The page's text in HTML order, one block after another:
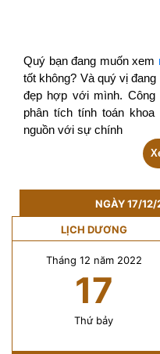
Quý bạn đang muốn xem
tốt không? Và quý vị
đẹp hợp với mình. Công
phân tích tính toán
nguồn với sự chính
NGÀY 17/
LỊCH DƯƠNG
Tháng 12 năm 2022
17
Thứ bảy